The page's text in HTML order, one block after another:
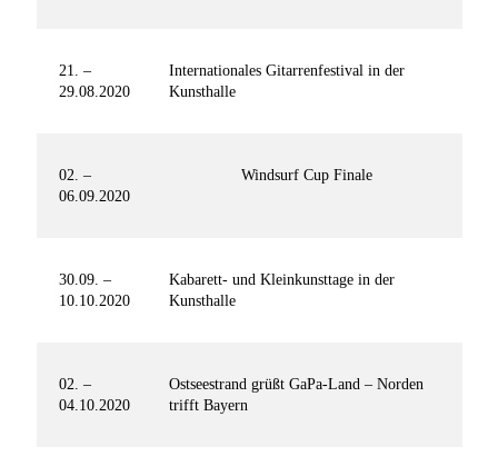
21. –
29.08.2020
Internationales Gitarrenfestival in der
Kunsthalle
02. –
06.09.2020
Windsurf Cup Finale
30.09. –
10.10.2020
Kabarett- und Kleinkunsttage in der
Kunsthalle
02. –
04.10.2020
Ostseestrand grüßt GaPa-Land – Norden
trifft Bayern